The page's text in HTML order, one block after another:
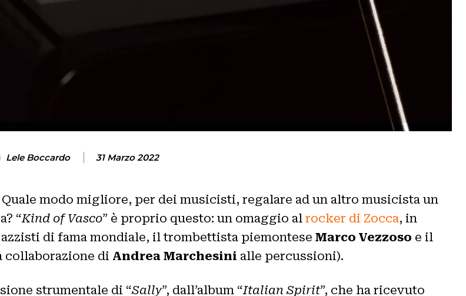
Lele Boccardo 31 Marzo 2022
modo migliore, per dei musicisti, regalare ad un altro musicista un
“Kind of Vasco” è proprio questo: un omaggio al rocker di Zocca, in
di fama mondiale, il trombettista piemontese Marco Vezzoso e il
collaborazione di Andrea Marchesini alle percussioni).
strumentale di “Sally”, dall’album “Italian Spirit”, che ha ricevuto